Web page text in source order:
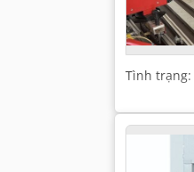
Tình trạng: